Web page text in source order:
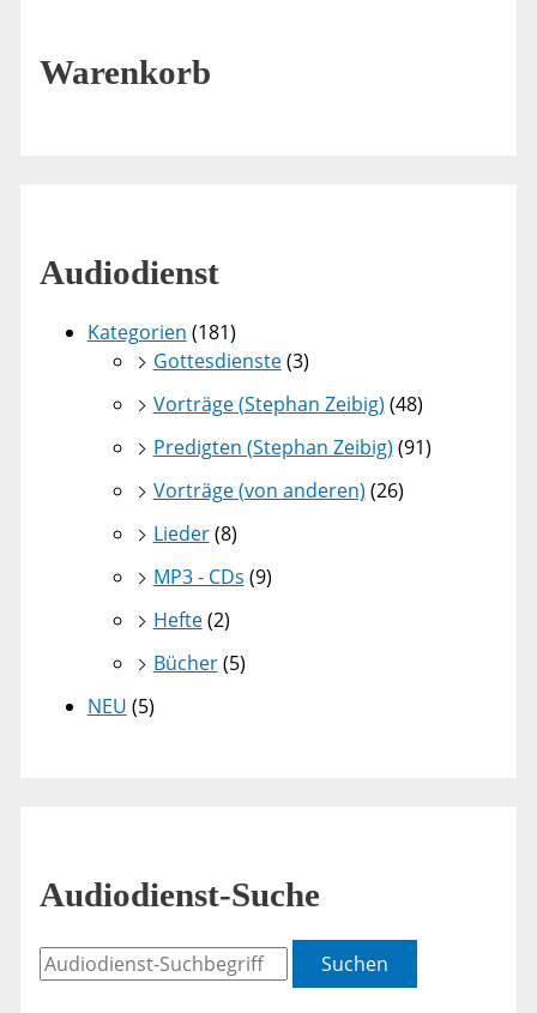
Warenkorb
Audiodienst
Kategorien (181)
Gottesdienste(3)
Vorträge (Stephan Zeibig) (48)
Predigten (Stephan Zeibig) (91)
Vorträge (von anderen) (26)
Lieder(8)
MP3 - CDs (9)
Hefte(2)
Bücher(5)
NEU (5)
Audiodienst-Suche
Suchen